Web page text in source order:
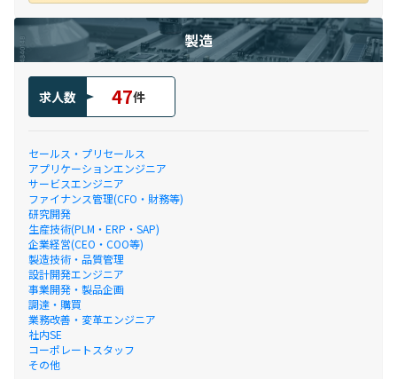
製造
求人数 47件
セールス・プリセールス
アプリケーションエンジニア
サービスエンジニア
ファイナンス管理(CFO・財務等)
研究開発
生産技術(PLM・ERP・SAP)
企業経営(CEO・COO等)
製造技術・品質管理
設計開発エンジニア
事業開発・製品企画
調達・購買
業務改善・変革エンジニア
社内SE
コーポレートスタッフ
その他